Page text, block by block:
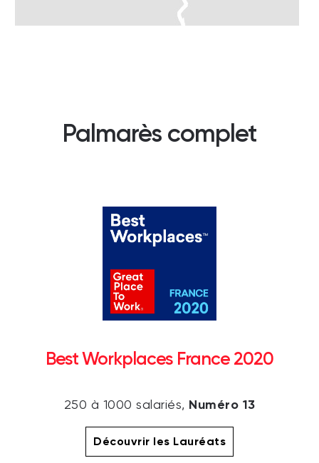
Palmarès complet
Best Workplaces France 2020
250 à 1000 salariés, Numéro 13
Découvrir les Lauréats